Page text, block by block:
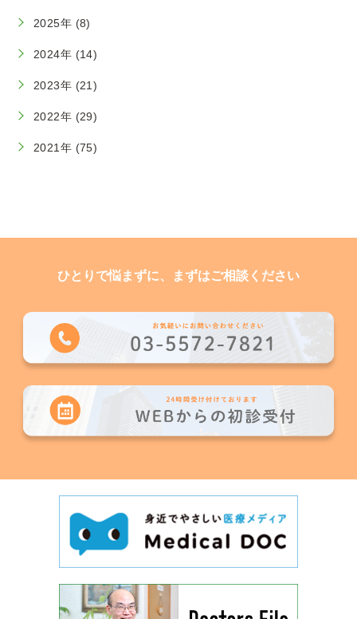
2025年 (8)
2024年 (14)
2023年 (21)
2022年 (29)
2021年 (75)
ひとりで悩まずに、まずはご相談ください